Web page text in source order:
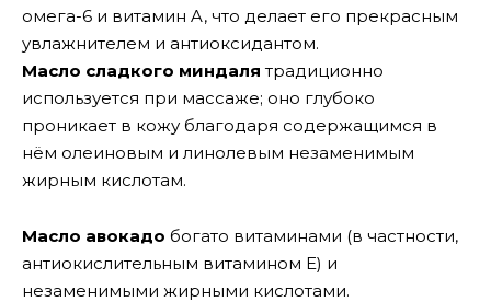
омега-6 и витамин A, что делает его прекрасным
увлажнителем и антиоксидантом.
Масло сладкого миндаля традиционно
используется при массаже; оно глубоко
проникает в кожу благодаря содержащимся в
нём олеиновым и линолевым незаменимым
жирным кислотам.
Масло авокадо богато витаминами (в частности,
антиокислительным витамином E) и
незаменимыми жирными кислотами.